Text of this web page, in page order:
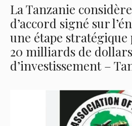
La Tanzanie
d’accord signé sur
une étape
20 milliards de dollars
d’investissement –